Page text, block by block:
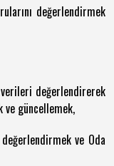
değerlendirmek
değerlendirerek
ve güncellemek,
ve Oda